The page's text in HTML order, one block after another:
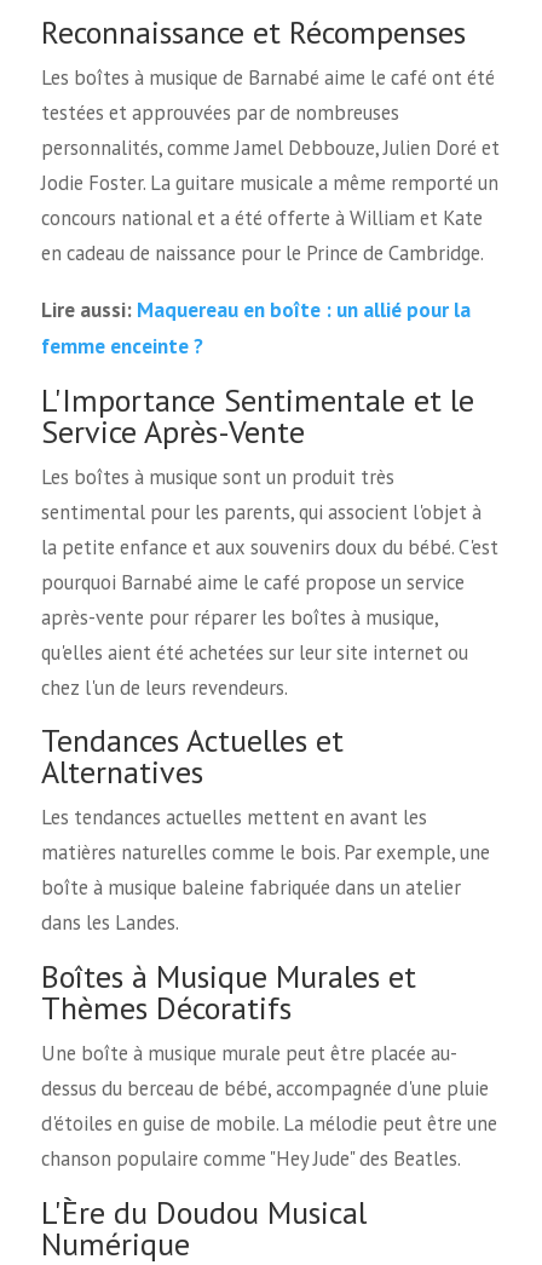
Reconnaissance et Récompenses
Les boîtes à musique de Barnabé aime le café ont été
testées et approuvées par de nombreuses
personnalités, comme Jamel Debbouze, Julien Doré et
Jodie Foster. La guitare musicale a même remporté un
concours national et a été offerte à William et Kate
en cadeau de naissance pour le Prince de Cambridge.
Lire aussi: Maquereau en boîte : un allié pour la
femme enceinte ?
L'Importance Sentimentale et le
Service Après-Vente
Les boîtes à musique sont un produit très
sentimental pour les parents, qui associent l'objet à
la petite enfance et aux souvenirs doux du bébé. C'est
pourquoi Barnabé aime le café propose un service
après-vente pour réparer les boîtes à musique,
qu'elles aient été achetées sur leur site internet ou
chez l'un de leurs revendeurs.
Tendances Actuelles et
Alternatives
Les tendances actuelles mettent en avant les
matières naturelles comme le bois. Par exemple, une
boîte à musique baleine fabriquée dans un atelier
dans les Landes.
Boîtes à Musique Murales et
Thèmes Décoratifs
Une boîte à musique murale peut être placée au-
dessus du berceau de bébé, accompagnée d'une pluie
d'étoiles en guise de mobile. La mélodie peut être une
chanson populaire comme "Hey Jude" des Beatles.
L'Ère du Doudou Musical
Numérique